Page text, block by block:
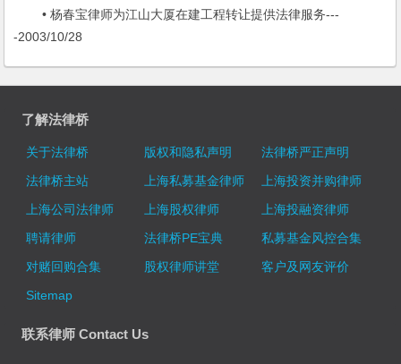
• 杨春宝律师为江山大厦在建工程转让提供法律服务---
-2003/10/28
了解法律桥
关于法律桥 版权和隐私声明
法律桥严正声明
法律桥主站
上海私募基金律师
上海投资并购律师
上海公司法律师
上海股权律师
上海投融资律师
聘请律师
法律桥PE宝典
私募基金风控合集
对赌回购合集
股权律师讲堂
客户及网友评价
Sitemap
联系律师 Contact Us